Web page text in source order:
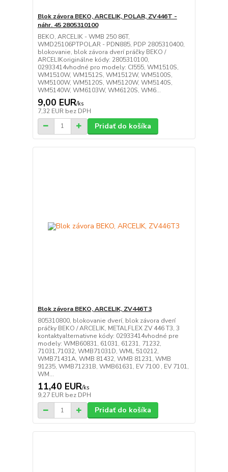
Blok závora BEKO, ARCELIK, POLAR, ZV446T -
náhr. 45 2805310100
BEKO, ARCELIK - WMB 250 86T,
WMD25106PTPOLAR - PDN885, PDP 2805310400,
blokovanie, blok závora dverí práčky BEKO /
ARCELIKoriginálne kódy: 2805310100,
02933414vhodné pro modely: CI555, WM1510S,
WM1510W, WM1512S, WM1512W, WM5100S,
WM5100W, WM5120S, WM5120W, WM5140S,
WM5140W, WM6103W, WM6120S, WM6...
9,00 EUR/ks
7,32 EUR bez DPH
Pridať do košíka
Blok závora BEKO, ARCELIK, ZV446T3
805310800, blokovanie dverí, blok závora dverí
práčky BEKO / ARCELIK, METALFLEX ZV 446 T3, 3
kontaktyalternativne kódy: 02933414vhodné pre
modely: WMB60831, 61031, 61231, 71232,
71031,71032, WMB71031D, WML 510212,
WMB71431A, WMB 81432, WMB 81231, WMB
91235, WMB71231B, WMB61631, EV 7100 , EV 7101,
WM...
11,40 EUR/ks
9,27 EUR bez DPH
Pridať do košíka